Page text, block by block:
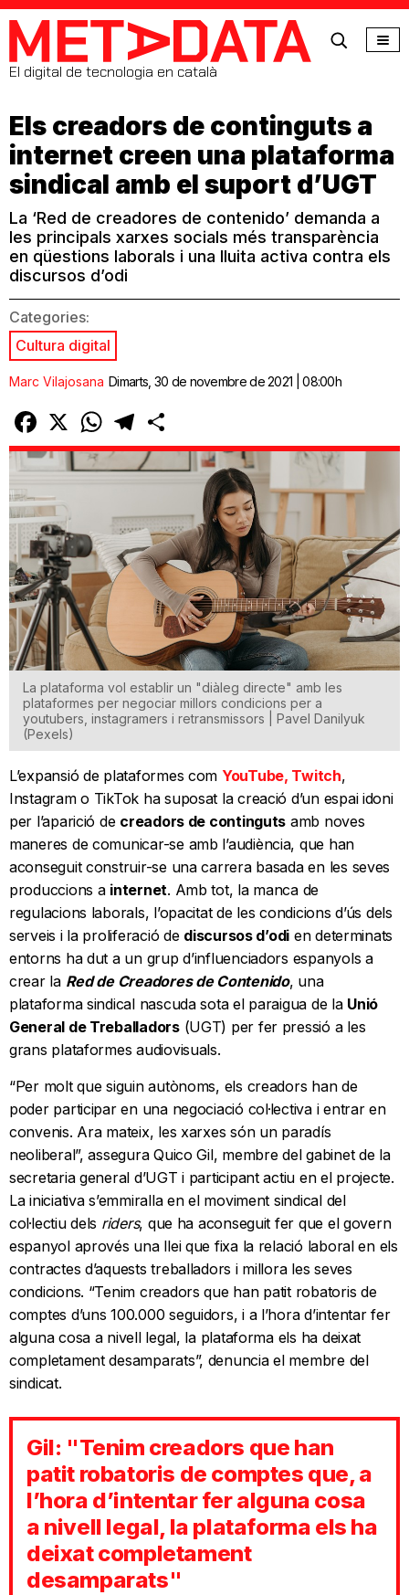
MetaData
El digital de tecnologia en català
Els creadors de continguts a
internet creen una plataforma
sindical amb el suport d’UGT
La ‘Red de creadores de contenido’ demanda a
les principals xarxes socials més transparència
en qüestions laborals i una lluita activa contra els
discursos d’odi
Categories:
Cultura digital
Marc Vilajosana Dimarts, 30 de novembre de 2021 | 08:00h
Facebook
X WhatsAppTelegram
La plataforma vol establir un "diàleg directe" amb les
plataformes per negociar millors condicions per a
youtubers, instagramers i retransmissors | Pavel Danilyuk
(Pexels)
L’expansió de plataformes com YouTube, Twitch,
Instagram o TikTok ha suposat la creació d’un espai idoni
per l’aparició de creadors de continguts amb noves
maneres de comunicar-se amb l’audiència, que han
aconseguit construir-se una carrera basada en les seves
produccions a internet. Amb tot, la manca de
regulacions laborals, l’opacitat de les condicions d’ús dels
serveis i la proliferació de discursos d’odi en determinats
entorns ha dut a un grup d’influenciadors espanyols a
crear la Red de Creadores de Contenido, una
plataforma sindical nascuda sota el paraigua de la Unió
General de Treballadors(UGT) per fer pressió a les
grans plataformes audiovisuals.
“Per molt que siguin autònoms, els creadors han de
poder participar en una negociació col·lectiva i entrar en
convenis. Ara mateix, les xarxes són un paradís
neoliberal”, assegura Quico Gil, membre del gabinet de la
secretaria general d’UGT i participant actiu en el projecte.
La iniciativa s’emmiralla en el moviment sindical del
col·lectiu dels riders, que ha aconseguit fer que el govern
espanyol aprovés una llei que fixa la relació laboral en els
contractes d’aquests treballadors i millora les seves
condicions. “Tenim creadors que han patit robatoris de
comptes d’uns 100.000 seguidors, i a l’hora d’intentar fer
alguna cosa a nivell legal, la plataforma els ha deixat
completament desamparats”, denuncia el membre del
sindicat.
Gil: "Tenim creadors que han
patit robatoris de comptes que, a
l’hora d’intentar fer alguna cosa
a nivell legal, la plataforma els ha
deixat completament
desamparats"